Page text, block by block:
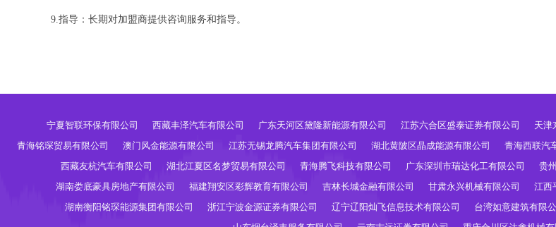
9.指导：长期对加盟商提供咨询服务和指导。
宁夏智联环保有限公司 西藏丰泽汽车有限公司 广东天河区黛隆新能源有限公司 江苏六合区盛泰证券有限公司 天津
青海铭琛贸易有限公司
澳门风金能源有限公司 江苏无锡龙腾汽车集团有限公司 湖北黄陂区晶成能源有限公司 青海西联汽
西藏友杭汽车有限公司
湖北江夏区名梦贸易有限公司 青海腾飞科技有限公司 广东深圳市瑞达化工有限公司 贵
湖南娄底豪具房地产有限公司
福建翔安区彩辉教育有限公司 吉林长城金融有限公司 甘肃永兴机械有限公司 江西
湖南衡阳铭琛能源集团有限公司
浙江宁波金源证券有限公司 辽宁辽阳灿飞信息技术有限公司 台湾如意建筑有限